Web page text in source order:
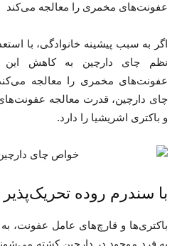
عفونت‌های مخمری را معالجه می‌کند
اگر به سبب پیشینه خانوادگی، با
نظم چای دارچین به کاهش
عفونت‌های مخمری را معالجه
چای دارچین، قدرت معالجه
و باکتری اشریشیا را دارد.
با سندرم روده
باکتری‌ها و قارچ‌های عامل عفونت، به
به فرد موجود در دارچین کشته